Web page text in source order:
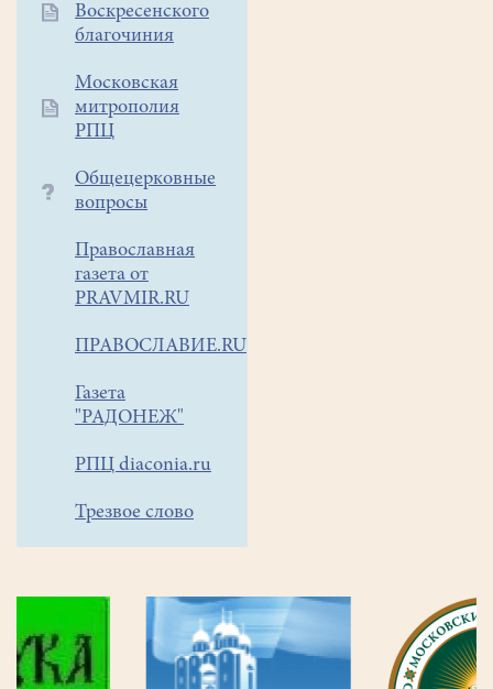
менюВоскресенского
благочиния
Московская
митрополия
РПЦ
Общецерковные
вопросы
Православная
газета от
PRAVMIR.RU
ПРАВОСЛАВИЕ.RU
Газета
"РАДОНЕЖ"
РПЦ diaconia.ru
Трезвое слово